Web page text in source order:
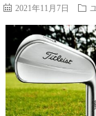
2021年11月7日